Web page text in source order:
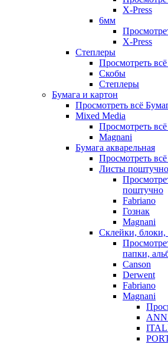
X-Press
6мм
X-Press
Степлеры
Просмотреть
Скобы
Степлеры
Бумага и картон
Просмотреть всё
Mixed Media
Просмотреть
Magnani
Бумага акварельная
Просмотреть
Листы поштучно
поштучно
Fabriano
Гознак
Magnani
Склейки,
папки,
Canson
Derwent
Fabriano
Magnani